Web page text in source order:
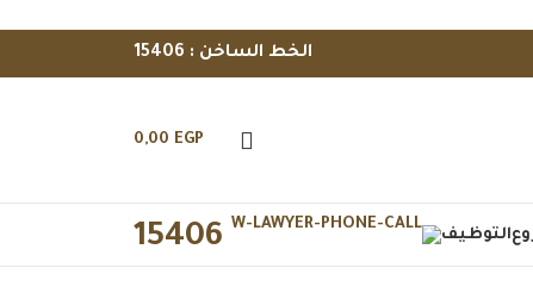
الخط الساخن : 15406
0,00 EGP
التوظيف 15406